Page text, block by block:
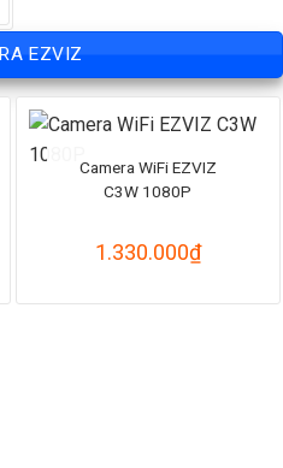
EZVIZ
Camera WiFi EZVIZ
C3W 1080P
1.330.000₫